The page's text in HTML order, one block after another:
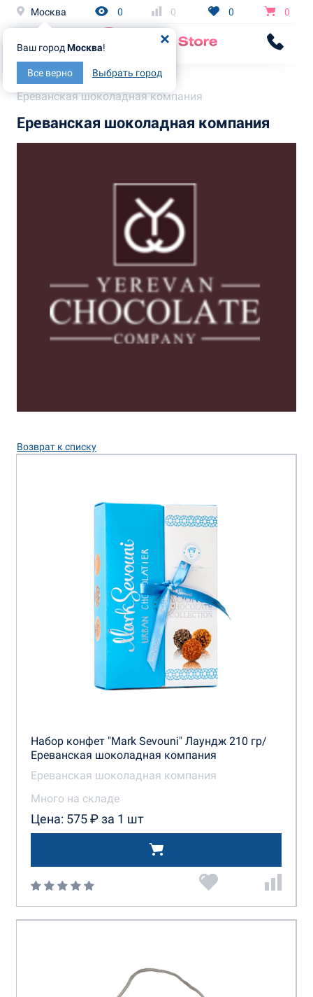
Москва
Ваш город Москва!
Все верно Выбрать город
0 0 0 0
Главная
Бренды
Ереванская шоколадная компания
Ереванская шоколадная компания
Возврат к списку
Набор конфет "Mark Sevouni" Лаундж 210 гр/
Ереванская шоколадная компания
Ереванская шоколадная компания
Много на складе
Цена: 575 ₽ за 1 шт